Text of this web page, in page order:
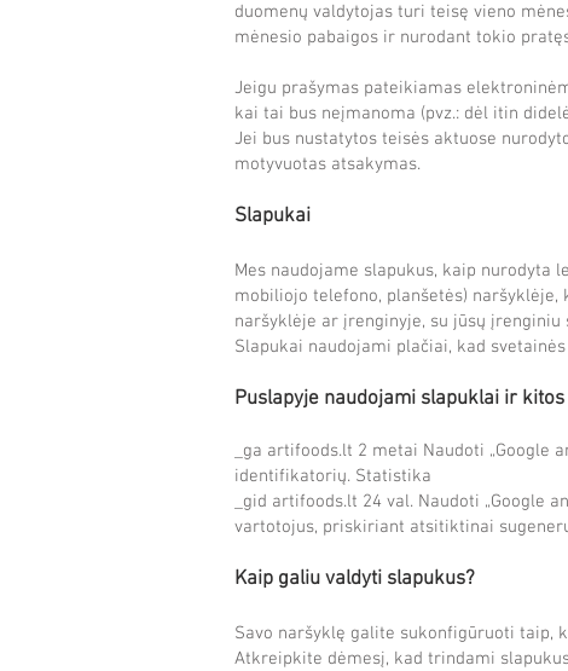
duomenų valdytojas turi teisę vieno
mėnesio pabaigos ir nurodant tokio
Jeigu prašymas pateikiamas
kai tai bus neįmanoma (pvz.: dėl itin
Jei bus nustatytos teisės aktuose
motyvuotas atsakymas.
Slapukai
Mes naudojame slapukus, kaip nurodyta
mobiliojo telefono, planšetės)
naršyklėje ar įrenginyje, su jūsų
Slapukai naudojami plačiai, kad
Puslapyje naudojami slapuklai ir
_ga artifoods.lt 2 metai Naudoti
identifikatorių. Statistika
_gid artifoods.lt 24 val. Naudoti „Google
vartotojus, priskiriant atsitiktinai
Kaip galiu valdyti slapukus?
Savo naršyklę galite sukonfigūruoti taip,
Atkreipkite dėmesį, kad trindami